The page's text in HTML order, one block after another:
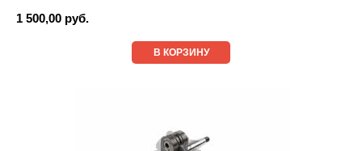
1 500,00 руб.
В КОРЗИНУ